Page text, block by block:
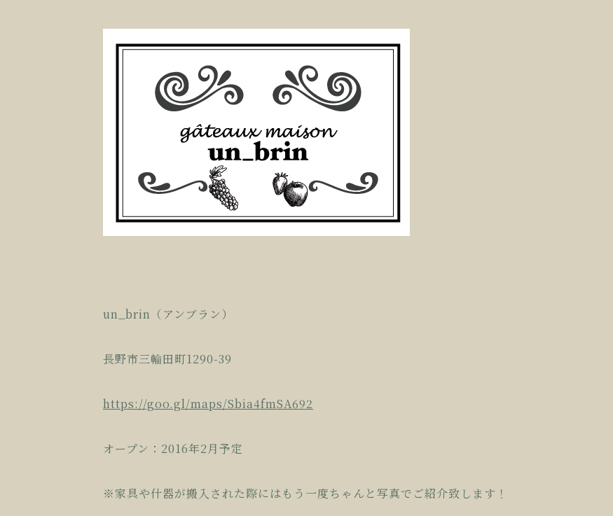
un_brin（アンブラン）
長野市三輪田町1290-39
https://goo.gl/maps/Sbia4fmSA692
オープン：2016年2月予定
※家具や什器が搬入された際にはもう一度ちゃんと写真でご紹介致します！